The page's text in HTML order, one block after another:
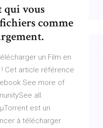
vous
comme
un Film en
Cet article référence
See more of
all.
est un
à télécharger